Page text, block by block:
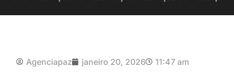
Agenciapaz janeiro 20, 2026 11:47 am